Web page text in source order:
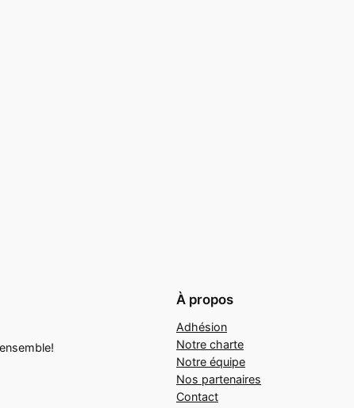
À propos
Adhésion
Notre charte
Notre équipe
Nos partenaires
Contact